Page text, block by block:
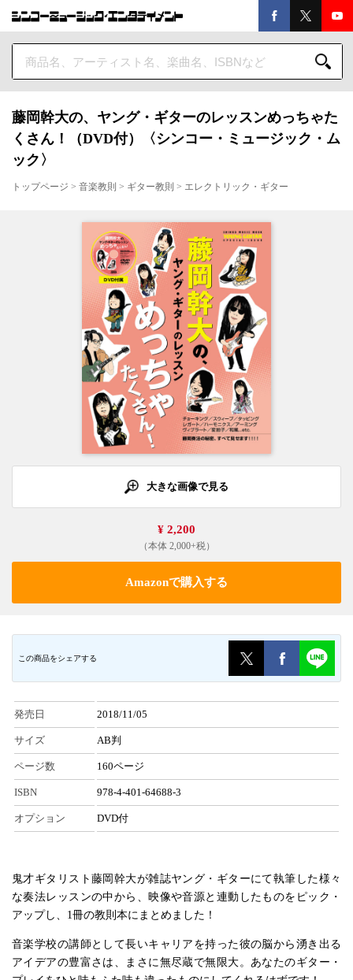
藤岡幹大の、ヤング・ギターのレッスンめっちゃた
くさん！（DVD付）〈シンコー・ミュージック・ム
ック〉
トップページ > 音楽教則 > ギター教則 > エレクトリック・ギター
大きな画像で見る
¥ 2,200
（本体 2,000+税）
Amazonで購入する
この商品をシェアする
発売日 2018/11/05
サイズ AB判
ページ数 160ページ
ISBN 978-4-401-64688-3
オプション DVD付
鬼才ギタリスト藤岡幹大が雑誌ヤング・ギターにて執筆した様々
な奏法レッスンの中から、映像や音源と連動したものをピック・
アップし、1冊の教則本にまとめました！
音楽学校の講師として長いキャリアを持った彼の脳から湧き出る
アイデアの豊富さは、まさに無尽蔵で無限大。あなたのギター・